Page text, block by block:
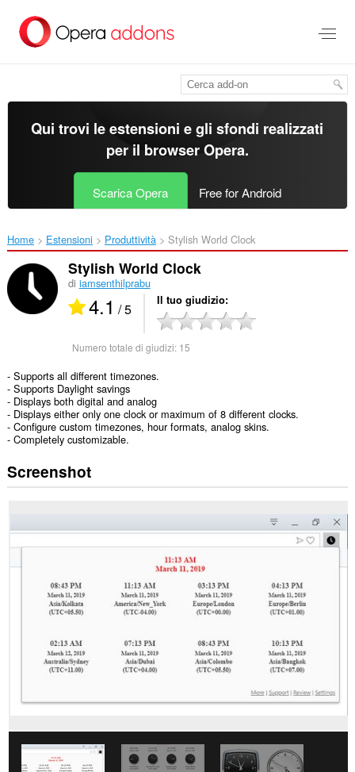
contenuto
Qui trovi le estensioni e gli sfondi realizzati
per il browser Opera.
Scarica Opera Free for Android
Home Estensioni Produttività Stylish World Clock‎
Stylish World Clock
di iamsenthilprabu
4.1 / 5 Il tuo giudizio
Numero totale di giudizi: 15
- Supports all different timezones.
- Supports Daylight savings
- Displays both digital and analog
- Displays either only one clock or maximum of 8 different clocks.
- Configure custom timezones, hour formats, analog skins.
- Completely customizable.
Screenshot